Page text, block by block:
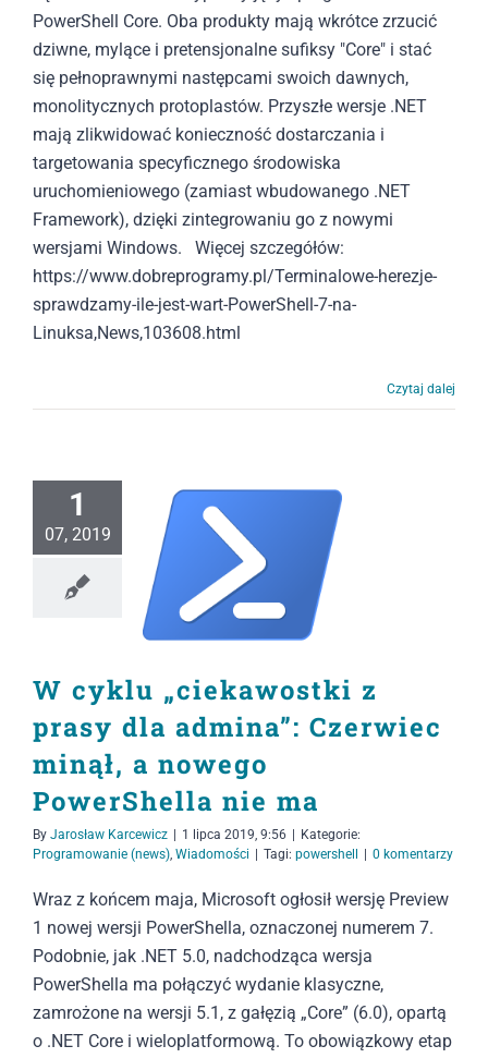
PowerShell Core. Oba produkty mają wkrótce zrzucić
dziwne, mylące i pretensjonalne sufiksy "Core" i stać
się pełnoprawnymi następcami swoich dawnych,
monolitycznych protoplastów. Przyszłe wersje .NET
mają zlikwidować konieczność dostarczania i
targetowania specyficznego środowiska
uruchomieniowego (zamiast wbudowanego .NET
Framework), dzięki zintegrowaniu go z nowymi
wersjami Windows. Więcej szczegółów:
https://www.dobreprogramy.pl/Terminalowe-herezje-
sprawdzamy-ile-jest-wart-PowerShell-7-na-
Linuksa,News,103608.html
Czytaj dalej
1
07, 2019
W cyklu „ciekawostki z
prasy dla admina”: Czerwiec
minął, a nowego
PowerShella nie ma
By Jarosław Karcewicz 1 lipca 2019, 9:56
Kategorie:
Programowanie (news), Wiadomości Tagi: powershell 0 komentarzy
Wraz z końcem maja, Microsoft ogłosił wersję Preview
1 nowej wersji PowerShella, oznaczonej numerem 7.
Podobnie, jak .NET 5.0, nadchodząca wersja
PowerShella ma połączyć wydanie klasyczne,
zamrożone na wersji 5.1, z gałęzią „Core” (6.0), opartą
o .NET Core i wieloplatformową. To obowiązkowy etap